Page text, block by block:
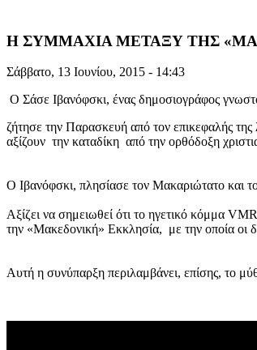
Η ΣΥΜΜΑΧΙΑ ΜΕΤΑΞΥ ΤΗΣ
Σάββατο, 13 Ιουνίου, 2015 - 14:43
Ο Σάσε Ιβανόφσκι, ένας δημοσιογράφος
ζήτησε την Παρασκευή από τον επικεφαλής
αξίζουν την καταδίκη από την ορθόδοξη
Ο Ιβανόφσκι, πλησίασε τον Μακαριώτατο και
Αξίζει να σημειωθεί ότι το ηγετικό κόμμα
την «Μακεδονική» Εκκλησία, με την οποία οι
Αυτή η συνύπαρξη περιλαμβάνει, επίσης, το